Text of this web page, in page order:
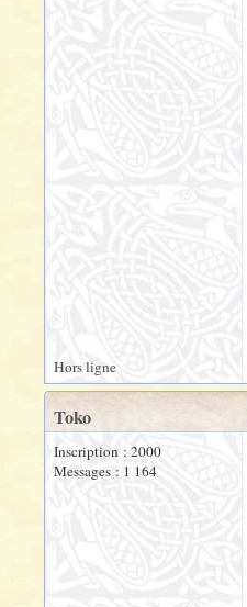
Hors ligne
Toko
Inscription : 2000
Messages : 1 164